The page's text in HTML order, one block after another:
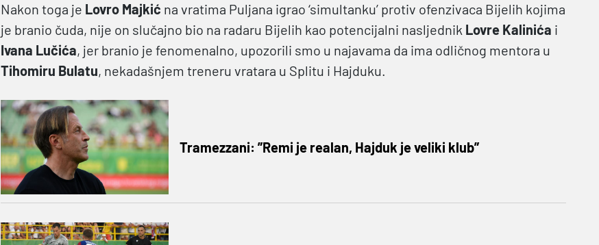
Nakon toga je Lovro Majkić na vratima Puljana igrao ‘simultanku’ protiv ofenzivaca Bijelih kojima
je branio čuda, nije on slučajno bio na radaru Bijelih kao potencijalni nasljednik Lovre Kalinića i
Ivana Lučića, jer branio je fenomenalno, upozorili smo u najavama da ima odličnog mentora u
Tihomiru Bulatu, nekadašnjem treneru vratara u Splitu i Hajduku.
Tramezzani: ”Remi je realan, Hajduk je veliki klub”